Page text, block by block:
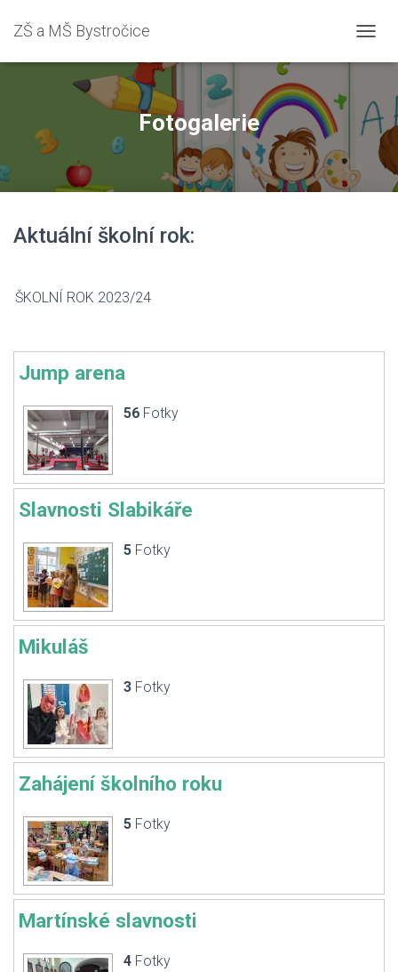
ZŠ a MŠ Bystročice
Fotogalerie
Aktuální školní rok:
ŠKOLNÍ ROK 2023/24
Jump arena
56 Fotky
Slavnosti Slabikáře
5 Fotky
Mikuláš
3 Fotky
Zahájení školního roku
5 Fotky
Martínské slavnosti
4 Fotky